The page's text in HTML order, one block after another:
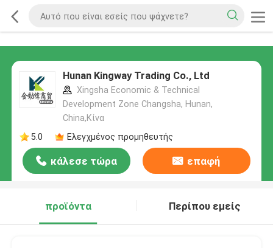
Hunan Kingway Trading Co., Ltd
Xingsha Economic & Technical
Development Zone Changsha, Hunan,
China,Κίνα
5.0
Ελεγχμένος προμηθευτής
κάλεσε τώρα επαφή
προϊόντα Περίπου εμείς